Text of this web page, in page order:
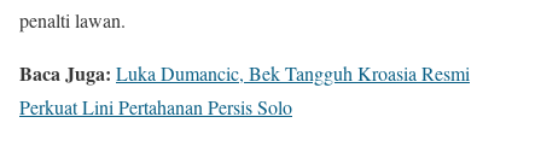
penalti lawan.
Baca Juga: Luka Dumancic, Bek Tangguh Kroasia Resmi
Perkuat Lini Pertahanan Persis Solo